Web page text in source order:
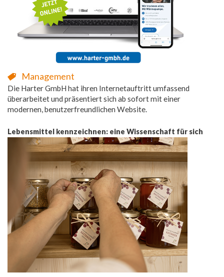
Management
Die Harter GmbH hat ihren Internetauftritt umfassend
überarbeitet und präsentiert sich ab sofort mit einer
modernen, benutzerfreundlichen Website.
Lebensmittel kennzeichnen: eine Wissenschaft für sich